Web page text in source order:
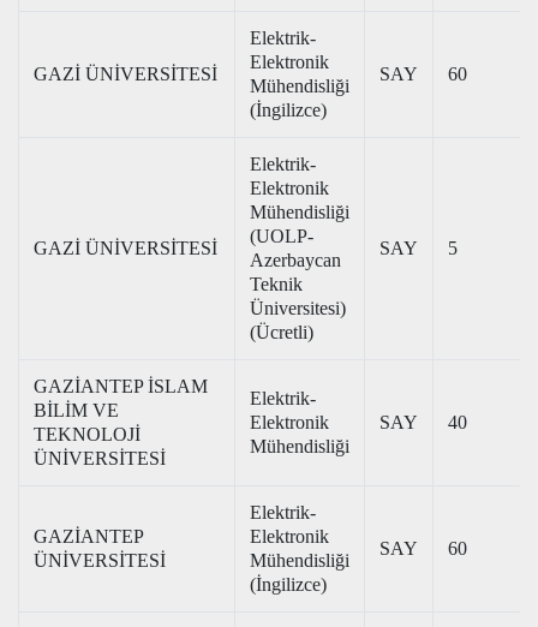
GAZİ ÜNİVERSİTESİ
Elektrik-
Elektronik
Mühendisliği
(İngilizce)
SAY 60
GAZİ ÜNİVERSİTESİ
Elektrik-
Elektronik
Mühendisliği
(UOLP-
Azerbaycan
Teknik
Üniversitesi)
(Ücretli)
SAY 5
GAZİANTEP İSLAM
BİLİM VE
TEKNOLOJİ
ÜNİVERSİTESİ
Elektrik-
Elektronik
Mühendisliği
SAY 40
GAZİANTEP
ÜNİVERSİTESİ
Elektrik-
Elektronik
Mühendisliği
(İngilizce)
SAY 60